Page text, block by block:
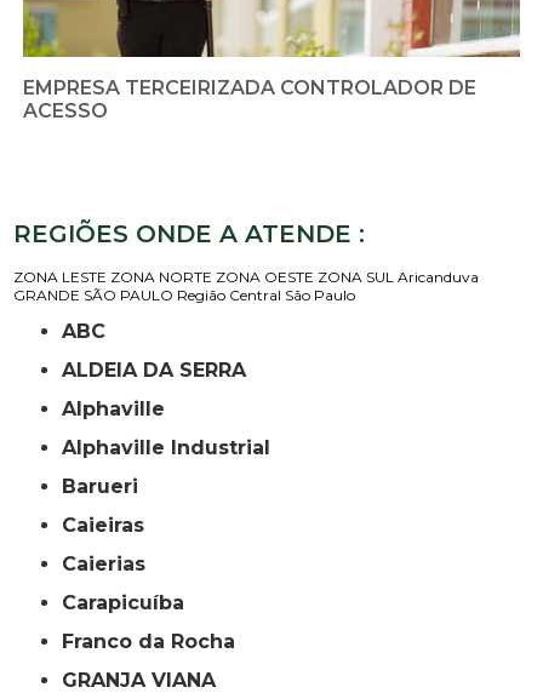
EMPRESA TERCEIRIZADA CONTROLADOR DE
ACESSO
REGIÕES ONDE A ATENDE :
ZONA LESTE ZONA NORTE ZONA OESTE ZONA SUL Aricanduva
GRANDE SÃO PAULO Região Central São Paulo
ABC
ALDEIA DA SERRA
Alphaville
Alphaville Industrial
Barueri
Caieiras
Caierias
Carapicuíba
Franco da Rocha
GRANJA VIANA